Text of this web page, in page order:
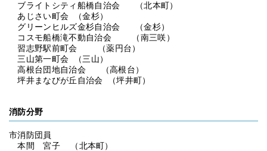
ブライトシティ船橋自治会 （北本町）
あじさい町会 （金杉）
グリーンヒルズ金杉自治会 （金杉）
コスモ船橋滝不動自治会 （南三咲）
習志野駅前町会 （薬円台）
三山第一町会 （三山）
高根台団地自治会 （高根台）
坪井まなびが丘自治会 （坪井町）
消防分野
市消防団員
本間 宮子 （北本町）